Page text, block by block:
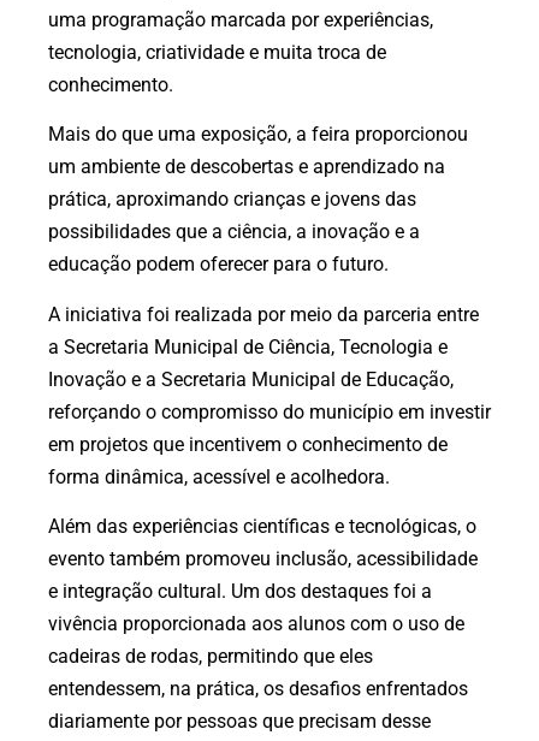
uma programação marcada por experiências,
tecnologia, criatividade e muita troca de
conhecimento.
Mais do que uma exposição, a feira proporcionou
um ambiente de descobertas e aprendizado na
prática, aproximando crianças e jovens das
possibilidades que a ciência, a inovação e a
educação podem oferecer para o futuro.
A iniciativa foi realizada por meio da parceria entre
a Secretaria Municipal de Ciência, Tecnologia e
Inovação e a Secretaria Municipal de Educação,
reforçando o compromisso do município em investir
em projetos que incentivem o conhecimento de
forma dinâmica, acessível e acolhedora.
Além das experiências científicas e tecnológicas, o
evento também promoveu inclusão, acessibilidade
e integração cultural. Um dos destaques foi a
vivência proporcionada aos alunos com o uso de
cadeiras de rodas, permitindo que eles
entendessem, na prática, os desafios enfrentados
diariamente por pessoas que precisam desse